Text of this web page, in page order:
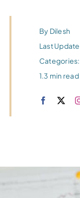
By Dilesh
Last
Categories:
1.3 min read